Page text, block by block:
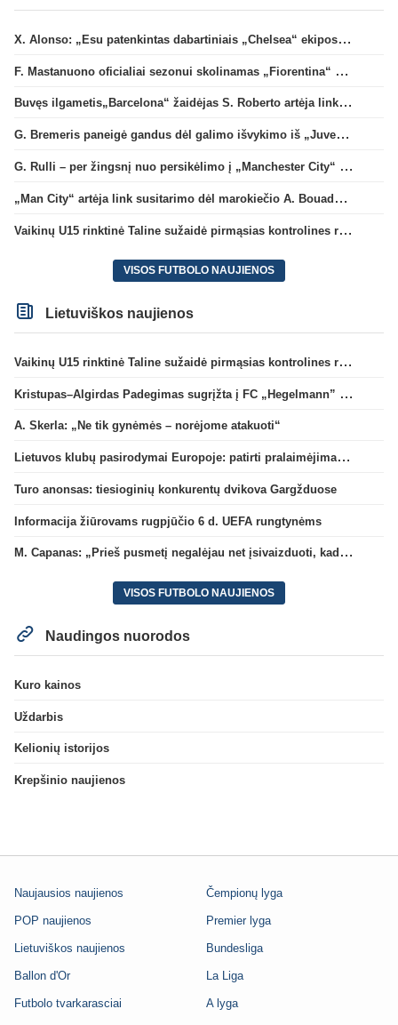
X. Alonso: „Esu patenkintas dabartiniais „Chelsea“ ekipos vartininkais“
F. Mastanuono oficialiai sezonui skolinamas „Fiorentina“ ekipai
Buvęs ilgametis„Barcelona“ žaidėjas S. Roberto artėja link persikėlimo į MLS
G. Bremeris paneigė gandus dėl galimo išvykimo iš „Juventus“ klubo
G. Rulli – per žingsnį nuo persikėlimo į „Manchester City“ klubą
„Man City“ artėja link susitarimo dėl marokiečio A. Bouaddi persikėlimo
Vaikinų U15 rinktinė Taline sužaidė pirmąsias kontrolines rungtynes
VISOS FUTBOLO NAUJIENOS
Lietuviškos naujienos
Vaikinų U15 rinktinė Taline sužaidė pirmąsias kontrolines rungtynes
Kristupas–Algirdas Padegimas sugrįžta į FC „Hegelmann” B sudėtį
A. Skerla: „Ne tik gynėmės – norėjome atakuoti“
Lietuvos klubų pasirodymai Europoje: patirti pralaimėjimai Kroatijos atstovams
Turo anonsas: tiesioginių konkurentų dvikova Gargžduose
Informacija žiūrovams rugpjūčio 6 d. UEFA rungtynėms
M. Capanas: „Prieš pusmetį negalėjau net įsivaizduoti, kad žaisime prieš „Hajduk“
VISOS FUTBOLO NAUJIENOS
Naudingos nuorodos
Kuro kainos
Uždarbis
Kelionių istorijos
Krepšinio naujienos
Naujausios naujienos
POP naujienos
Lietuviškos naujienos
Ballon d'Or
Futbolo tvarkarasciai
Čempionų lyga
Premier lyga
Bundesliga
La Liga
A lyga